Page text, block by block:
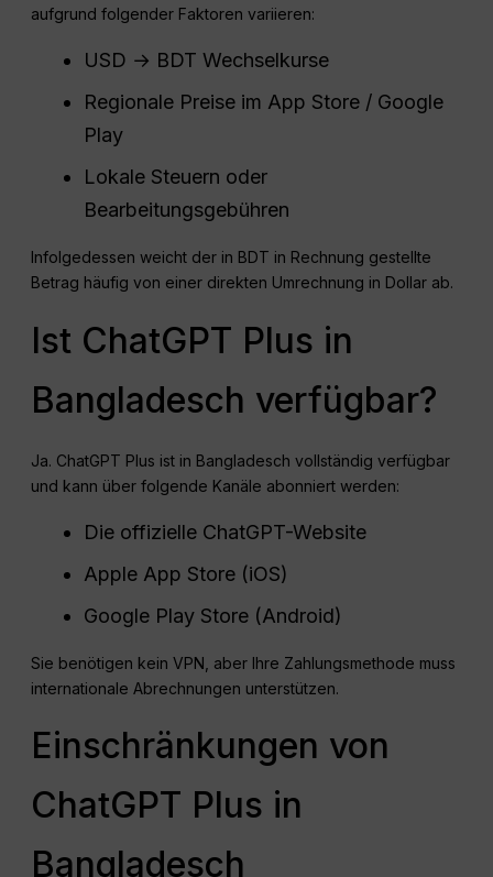
aufgrund folgender Faktoren variieren:
USD → BDT Wechselkurse
Regionale Preise im App Store / Google
Play
Lokale Steuern oder
Bearbeitungsgebühren
Infolgedessen weicht der in BDT in Rechnung gestellte
Betrag häufig von einer direkten Umrechnung in Dollar ab.
Ist ChatGPT Plus in
Bangladesch verfügbar?
Ja. ChatGPT Plus ist in Bangladesch vollständig verfügbar
und kann über folgende Kanäle abonniert werden:
Die offizielle ChatGPT-Website
Apple App Store (iOS)
Google Play Store (Android)
Sie benötigen kein VPN, aber Ihre Zahlungsmethode muss
internationale Abrechnungen unterstützen.
Einschränkungen von
ChatGPT Plus in
Bangladesch